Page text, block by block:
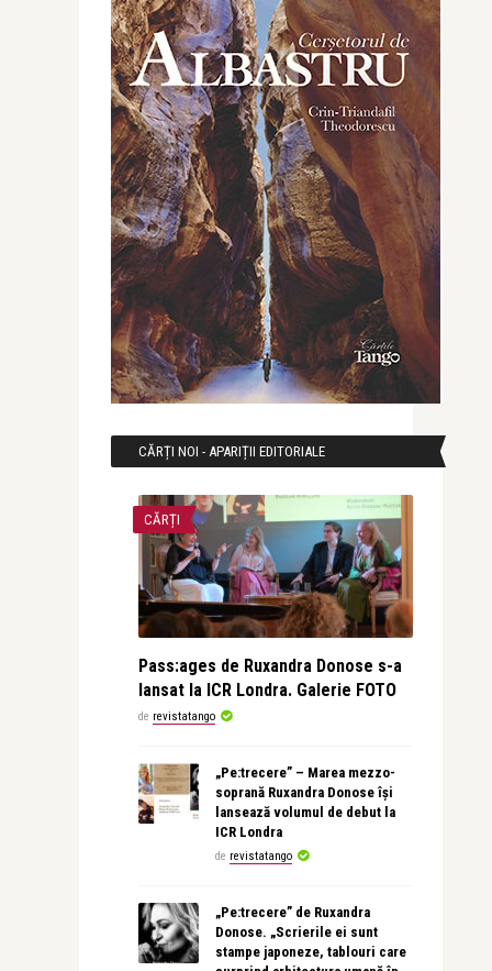
CĂRȚI NOI - APARIȚII EDITORIALE
CĂRȚI
Pass:ages de Ruxandra Donose s-a
lansat la ICR Londra. Galerie FOTO
de revistatango
„Pe:trecere” – Marea mezzo-
soprană Ruxandra Donose își
lansează volumul de debut la
ICR Londra
de revistatango
„Pe:trecere” de Ruxandra
Donose. „Scrierile ei sunt
stampe japoneze, tablouri care